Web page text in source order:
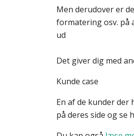
Men derudover er
formatering osv. på
ud
Det giver dig med
Kunde case
En af de kunder
på deres side og se